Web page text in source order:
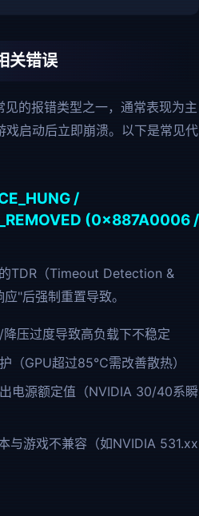
关错误
的报错类型之一，通常表现为主
启动后立即崩溃。以下是常见代
/
(0x887A0006 /
TDR（Timeout Detection &
"后强制重置导致。
降压过度导致高负载下不稳定
（GPU超过85℃需改善散热）
电源额定值（NVIDIA 30/40系瞬
与游戏不兼容（如NVIDIA 531.xx